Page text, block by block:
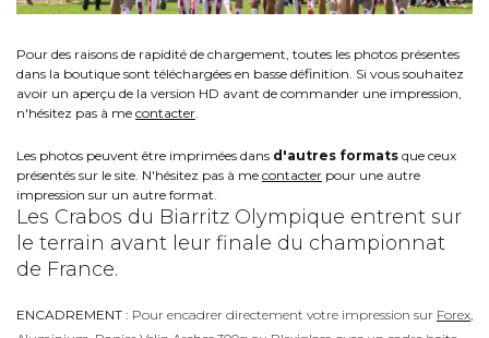
Pour des raisons de rapidité de chargement, toutes les photos présentes
dans la boutique sont téléchargées en basse définition. Si vous souhaitez
avoir un aperçu de la version HD avant de commander une impression,
n'hésitez pas à me contacter
Les photos peuvent être imprimées dans d'autres formats que ceux
présentés sur le site. N'hésitez pas à me contacter pour une autre
impression sur un autre format.
Les Crabos du Biarritz Olympique entrent sur
le terrain avant leur finale du championnat
de France.
ENCADREMENT : Pour encadrer directement votre impression sur Forex